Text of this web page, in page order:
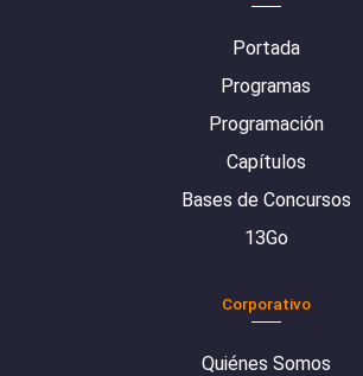
Portada
Programas
Programación
Capítulos
Bases de Concursos
13Go
Corporativo
Quiénes Somos